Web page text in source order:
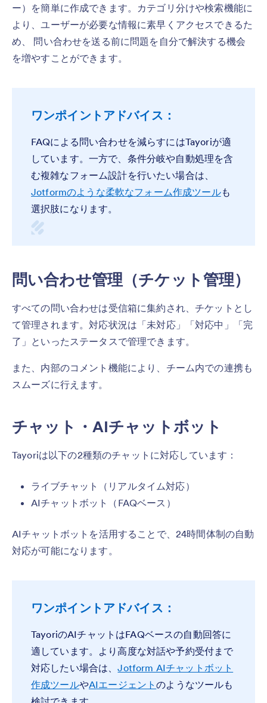
ー）を簡単に作成できます。カテゴリ分けや検索機能に
より、ユーザーが必要な情報に素早くアクセスできるた
め、 問い合わせを送る前に問題を自分で解決する機会
を増やすことができます。
ワンポイントアドバイス：
FAQによる問い合わせを減らすにはTayoriが適
しています。一方で、条件分岐や自動処理を含
む複雑なフォーム設計を行いたい場合は、
Jotformのような柔軟なフォーム作成ツールも
選択肢になります。
問い合わせ管理（チケット管理）
すべての問い合わせは受信箱に集約され、チケットとし
て管理されます。対応状況は「未対応」「対応中」「完
了」といったステータスで管理できます。
また、内部のコメント機能により、チーム内での連携も
スムーズに行えます。
チャット・AIチャットボット
Tayoriは以下の2種類のチャットに対応しています：
ライブチャット（リアルタイム対応）
AIチャットボット（FAQベース）
AIチャットボットを活用することで、24時間体制の自動
対応が可能になります。
ワンポイントアドバイス：
TayoriのAIチャットはFAQベースの自動回答に
適しています。より高度な対話や予約受付まで
対応したい場合は、Jotform AIチャットボット
作成ツールやAIエージェントのようなツールも